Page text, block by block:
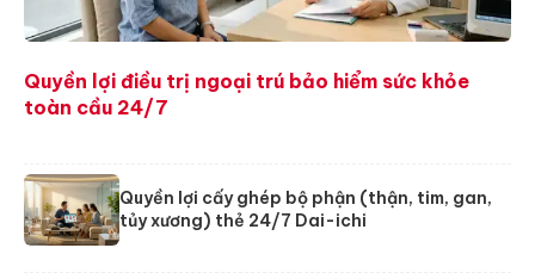
Quyền lợi điều trị ngoại trú bảo hiểm sức khỏe
toàn cầu 24/7
Quyền lợi cấy ghép bộ phận (thận, tim, gan,
tủy xương) thẻ 24/7 Dai-ichi